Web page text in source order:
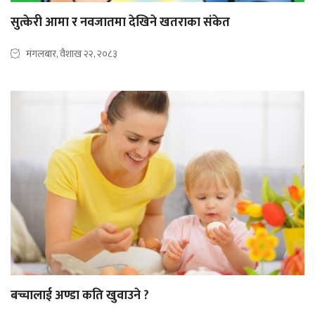
सुत्केरी आमा र नवजातमा देखिने खतराका संकेत
मंगलबार, वैशाख २२, २०८३
बच्चालाई अण्डा कति खुवाउने ?